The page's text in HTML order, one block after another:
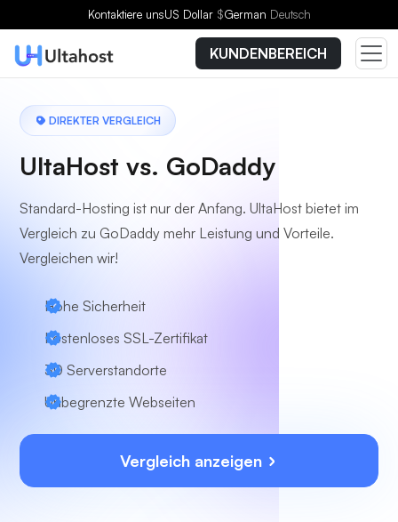
Kontaktiere unsUS Dollar $German Deutsch
KUNDENBEREICH
DIREKTER VERGLEICH
UltaHost vs. GoDaddy
Standard-Hosting ist nur der Anfang. UltaHost bietet im
Vergleich zu GoDaddy mehr Leistung und Vorteile.
Vergleichen wir!
Hohe Sicherheit
Kostenloses SSL-Zertifikat
30 Serverstandorte
Unbegrenzte Webseiten
Vergleich anzeigen